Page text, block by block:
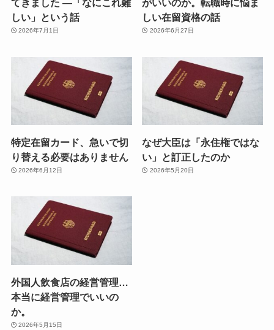
てきました ―「なにこれ難
しい」という話
2026年7月1日
がいいのか。転職時に悩ま
しい在留資格の話
2026年6月27日
特定在留カード、急いで切
り替える必要はありません
2026年6月12日
なぜ大臣は「永住権ではな
い」と訂正したのか
2026年5月20日
外国人飲食店の経営管理…
本当に経営管理でいいの
か。
2026年5月15日